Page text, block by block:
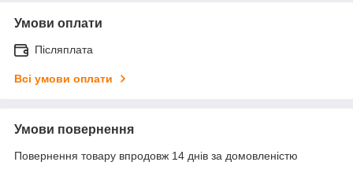
Умови оплати
Післяплата
Всі умови оплати
Умови повернення
Повернення товару впродовж 14 днів за домовленістю